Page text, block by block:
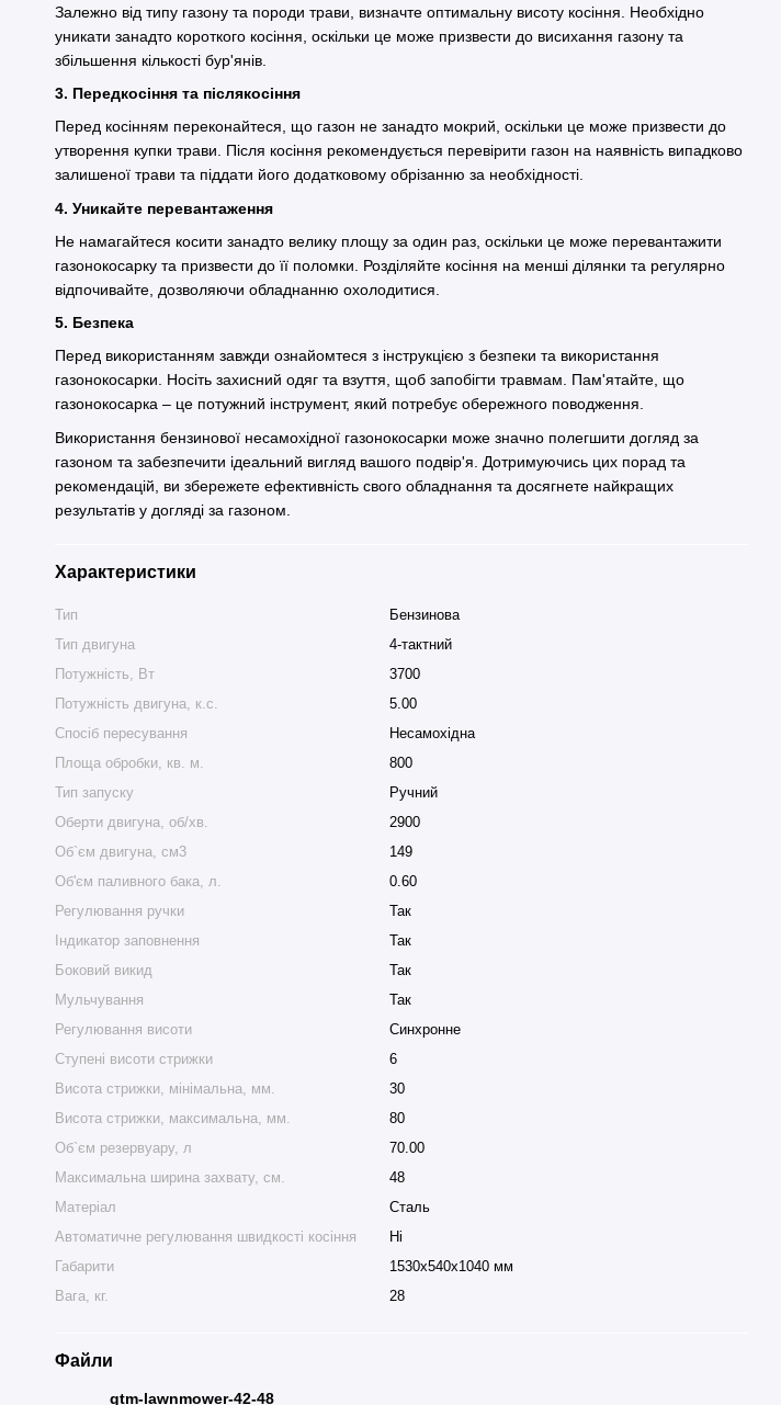
Залежно від типу газону та породи трави, визначте оптимальну висоту косіння. Необхідно
уникати занадто короткого косіння, оскільки це може призвести до висихання газону та
збільшення кількості бур'янів.
3. Передкосіння та післякосіння
Перед косінням переконайтеся, що газон не занадто мокрий, оскільки це може призвести до
утворення купки трави. Після косіння рекомендується перевірити газон на наявність випадково
залишеної трави та піддати його додатковому обрізанню за необхідності.
4. Уникайте перевантаження
Не намагайтеся косити занадто велику площу за один раз, оскільки це може перевантажити
газонокосарку та призвести до її поломки. Розділяйте косіння на менші ділянки та регулярно
відпочивайте, дозволяючи обладнанню охолодитися.
5. Безпека
Перед використанням завжди ознайомтеся з інструкцією з безпеки та використання
газонокосарки. Носіть захисний одяг та взуття, щоб запобігти травмам. Пам'ятайте, що
газонокосарка – це потужний інструмент, який потребує обережного поводження.
Використання бензинової несамохідної газонокосарки може значно полегшити догляд за
газоном та забезпечити ідеальний вигляд вашого подвір'я. Дотримуючись цих порад та
рекомендацій, ви збережете ефективність свого обладнання та досягнете найкращих
результатів у догляді за газоном.
Характеристики
Тип
Бензинова
Тип двигуна
4-тактний
Потужність, Вт
3700
Потужність двигуна, к.с.
5.00
Спосіб пересування
Несамохідна
Площа обробки, кв. м.
800
Тип запуску
Ручний
Оберти двигуна, об/хв.
2900
Об`єм двигуна, см3
149
Об'єм паливного бака, л.
0.60
Регулювання ручки
Так
Індикатор заповнення
Так
Боковий викид
Так
Мульчування
Так
Регулювання висоти
Синхронне
Ступені висоти стрижки
6
Висота стрижки, мінімальна, мм.
30
Висота стрижки, максимальна, мм.
80
Об`єм резервуару, л
70.00
Максимальна ширина захвату, см.
48
Матеріал
Сталь
Автоматичне регулювання швидкості косіння
Ні
Габарити
1530x540x1040 мм
Вага, кг.
28
Файли
gtm-lawnmower-42-48